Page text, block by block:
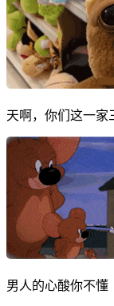
天啊，你们这一家
男人的心酸你不懂